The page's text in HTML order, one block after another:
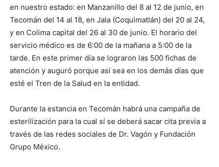
en nuestro estado: en Manzanillo del 8 al 12 de junio, en
Tecomán del 14 al 18, en Jala (Coquimatlán) del 20 al 24,
y en Colima capital del 26 al 30 de junio. El horario del
servicio médico es de 6:00 de la mañana a 5:00 de la
tarde. En este primer día se lograron las 500 fichas de
atención y auguró porque así sea en los demás días que
esté el Tren de la Salud en la entidad.
Durante la estancia en Tecomán habrá una campaña de
esterilización para la cual sí se deberá sacar cita previa a
través de las redes sociales de Dr. Vagón y Fundación
Grupo México.